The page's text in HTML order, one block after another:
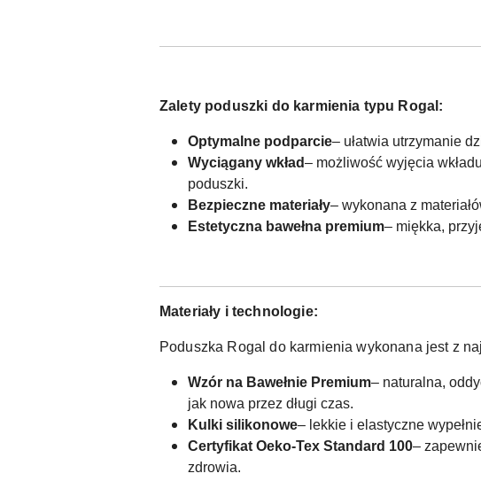
Zalety poduszki do karmienia typu Rogal:
Optymalne podparcie– ułatwia utrzymanie
Wyciągany wkład– możliwość wyjęcia
poduszki.
Bezpieczne materiały– wykonana z
Estetyczna bawełna premium– miękka,
Materiały i technologie:
Poduszka Rogal do karmienia wykonana jest z
Wzór na Bawełnie Premium– naturalna,
jak nowa przez długi czas.
Kulki silikonowe– lekkie i elastyczne
Certyfikat Oeko-Tex Standard 100–
zdrowia.